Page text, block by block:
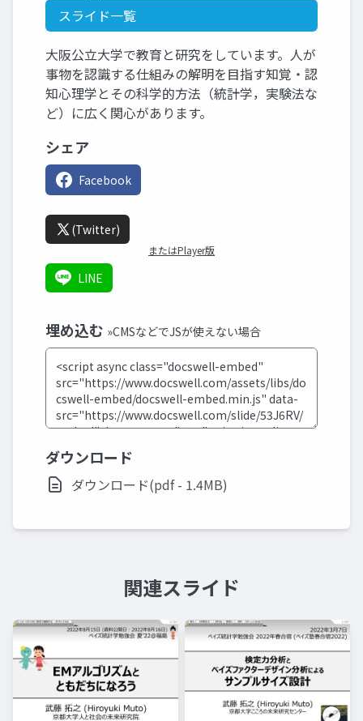
スライド一覧
大阪公立大学で教育と研究をしています。人が
事物を認識する仕組みの解明を目指す知覚・認
知心理学とその科学的方法（統計学，実験法な
ど）に広く関心があります。
シェア
Facebook
(Twitter)
またはPlayer版
LINE
埋め込む »CMSなどでJSが使えない場合
ダウンロード
ダウンロード(pdf - 1.4MB)
関連スライド